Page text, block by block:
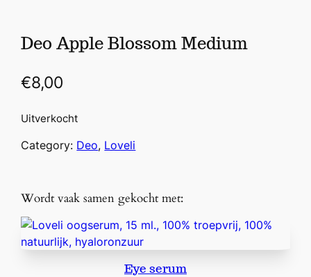
Deo Apple Blossom Medium
€8,00
Uitverkocht
Category: Deo, Loveli
Wordt vaak samen gekocht met:
Eye serum